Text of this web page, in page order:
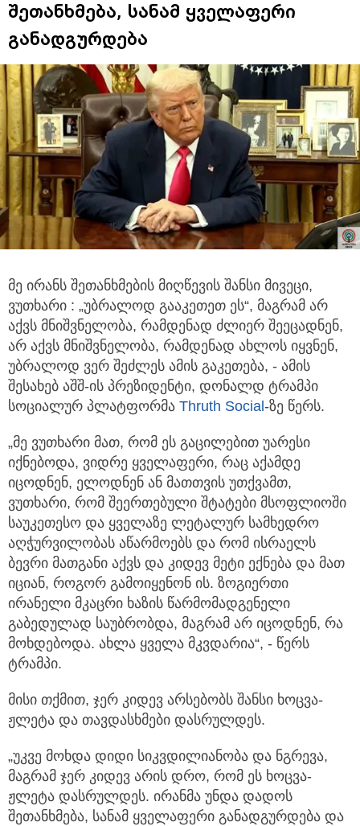
შეთანხმება, სანამ ყველაფერი
განადგურდება
მე ირანს შეთანხმების მიღწევის შანსი მივეცი,
ვუთხარი : „უბრალოდ გააკეთეთ ეს“, მაგრამ არ
აქვს მნიშვნელობა, რამდენად ძლიერ შეეცადნენ,
არ აქვს მნიშვნელობა, რამდენად ახლოს იყვნენ,
უბრალოდ ვერ შეძლეს ამის გაკეთება, - ამის
შესახებ აშშ-ის პრეზიდენტი, დონალდ ტრამპი
სოციალურ პლატფორმა Thruth Social -ზე წერს.
„მე ვუთხარი მათ, რომ ეს გაცილებით უარესი
იქნებოდა, ვიდრე ყველაფერი, რაც აქამდე
იცოდნენ, ელოდნენ ან მათთვის უთქვამთ,
ვუთხარი, რომ შეერთებული შტატები მსოფლიოში
საუკეთესო და ყველაზე ლეტალურ სამხედრო
აღჭურვილობას აწარმოებს და რომ ისრაელს
ბევრი მათგანი აქვს და კიდევ მეტი ექნება და მათ
იციან, როგორ გამოიყენონ ის. ზოგიერთი
ირანელი მკაცრი ხაზის წარმომადგენელი
გაბედულად საუბრობდა, მაგრამ არ იცოდნენ, რა
მოხდებოდა. ახლა ყველა მკვდარია“, - წერს
ტრამპი.
მისი თქმით, ჯერ კიდევ არსებობს შანსი ხოცვა-
ჟლეტა და თავდასხმები დასრულდეს.
„უკვე მოხდა დიდი სიკვდილიანობა და ნგრევა,
მაგრამ ჯერ კიდევ არის დრო, რომ ეს ხოცვა-
ჟლეტა დასრულდეს. ირანმა უნდა დადოს
შეთანხმება, სანამ ყველაფერი განადგურდება და